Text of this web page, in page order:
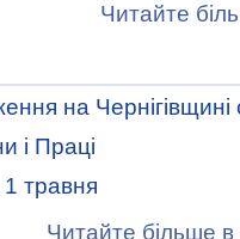
Читайте
на Чернігівщині
і Праці
1 травня
Читайте більше в